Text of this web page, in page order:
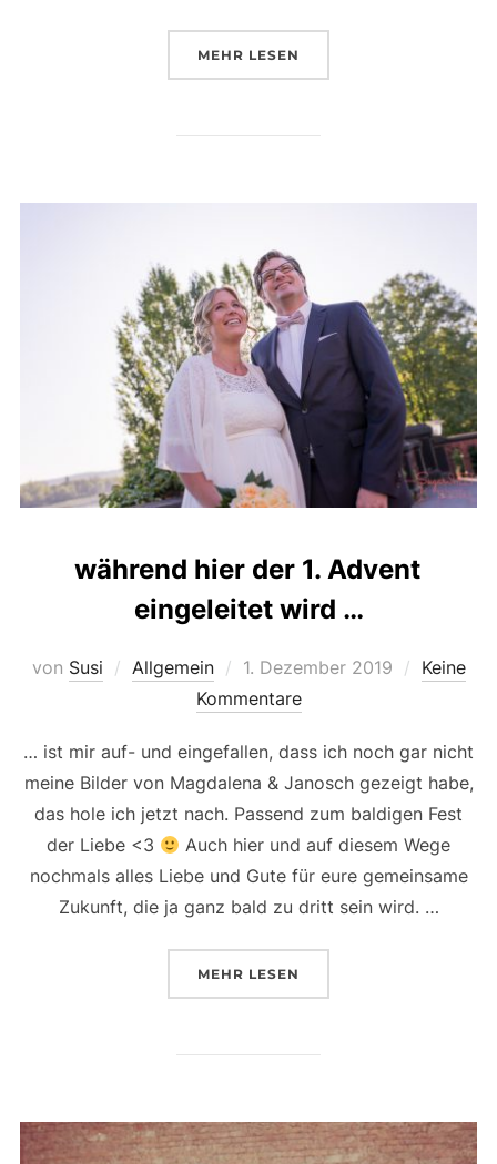
MEHR ÜBER „HEIMLICHE
LESEN
während hier der 1. Advent
eingeleitet wird …
von Susi Allgemein
Veröffentlicht
am
1. Dezember 2019
Keine
Kommentare
… ist mir auf- und eingefallen, dass ich noch gar nicht
meine Bilder von Magdalena & Janosch gezeigt habe,
das hole ich jetzt nach. Passend zum baldigen Fest
der Liebe <3
Auch hier und auf diesem Wege
nochmals alles Liebe und Gute für eure gemeinsame
Zukunft, die ja ganz bald zu dritt sein wird. …
MEHR ÜBER „WÄHREND HIER DER 1.
LESEN